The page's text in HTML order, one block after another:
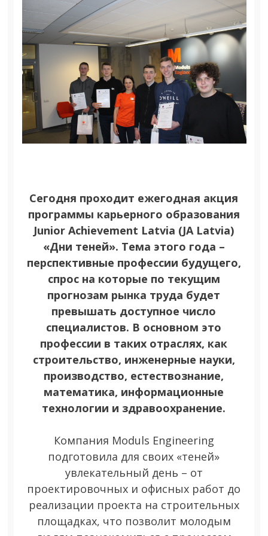
ИСТИННЫМ
ВЫГОДОПОЛУЧАТЕЛЕМ
В AS MN HOLDING
Сегодня проходит ежегодная акция
программы карьерного образования
Junior Achievement Latvia (JA Latvia)
«Дни теней». Тема этого года –
перспективные профессии будущего,
спрос на которые по текущим
прогнозам рынка труда будет
превышать доступное число
специалистов. В основном это
профессии в таких отраслях, как
строительство, инженерные науки,
производство, естествознание,
математика, информационные
технологии и здравоохранение.
Компания Moduls Engineering
подготовила для своих «теней»
увлекательный день – от
проектировочных и офисных работ до
реализации проекта на строительных
площадках, что позволит молодым